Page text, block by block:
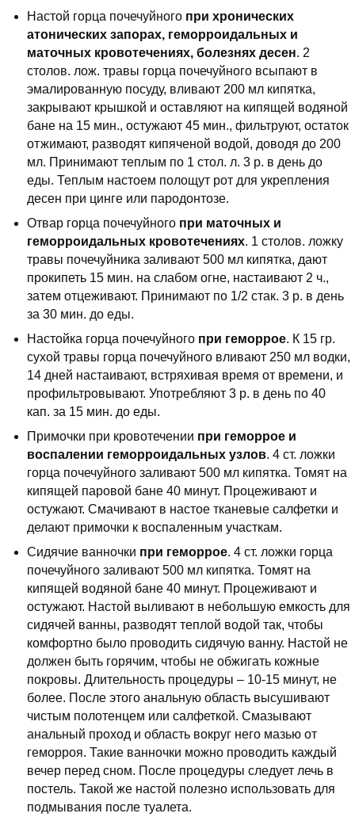
Настой горца почечуйного при хронических
атонических запорах, геморроидальных и
маточных кровотечениях, болезнях десен. 2
столов. лож. травы горца почечуйного всыпают в
эмалированную посуду, вливают 200 мл кипятка,
закрывают крышкой и оставляют на кипящей водяной
бане на 15 мин., остужают 45 мин., фильтруют, остаток
отжимают, разводят кипяченой водой, доводя до 200
мл. Принимают теплым по 1 стол. л. 3 р. в день до
еды. Теплым настоем полощут рот для укрепления
десен при цинге или пародонтозе.
Отвар горца почечуйного при маточных и
геморроидальных кровотечениях. 1 столов. ложку
травы почечуйника заливают 500 мл кипятка, дают
прокипеть 15 мин. на слабом огне, настаивают 2 ч.,
затем отцеживают. Принимают по 1/2 стак. 3 р. в день
за 30 мин. до еды.
Настойка горца почечуйного при геморрое. К 15 гр.
сухой травы горца почечуйного вливают 250 мл водки,
14 дней настаивают, встряхивая время от времени, и
профильтровывают. Употребляют 3 р. в день по 40
кап. за 15 мин. до еды.
Примочки при кровотечении при геморрое и
воспалении геморроидальных узлов. 4 ст. ложки
горца почечуйного заливают 500 мл кипятка. Томят на
кипящей паровой бане 40 минут. Процеживают и
остужают. Смачивают в настое тканевые салфетки и
делают примочки к воспаленным участкам.
Сидячие ванночки при геморрое. 4 ст. ложки горца
почечуйного заливают 500 мл кипятка. Томят на
кипящей водяной бане 40 минут. Процеживают и
остужают. Настой выливают в небольшую емкость для
сидячей ванны, разводят теплой водой так, чтобы
комфортно было проводить сидячую ванну. Настой не
должен быть горячим, чтобы не обжигать кожные
покровы. Длительность процедуры – 10-15 минут, не
более. После этого анальную область высушивают
чистым полотенцем или салфеткой. Смазывают
анальный проход и область вокруг него мазью от
геморроя. Такие ванночки можно проводить каждый
вечер перед сном. После процедуры следует лечь в
постель. Такой же настой полезно использовать для
подмывания после туалета.